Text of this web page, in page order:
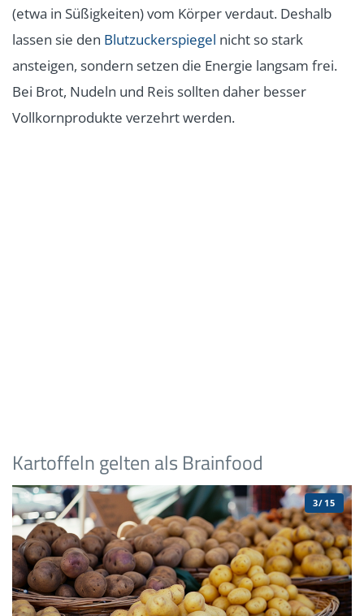
(etwa in Süßigkeiten) vom Körper verdaut. Deshalb
lassen sie den Blutzuckerspiegel nicht so stark
ansteigen, sondern setzen die Energie langsam frei.
Bei Brot, Nudeln und Reis sollten daher besser
Vollkornprodukte verzehrt werden.
Kartoffeln gelten als Brainfood
3/15